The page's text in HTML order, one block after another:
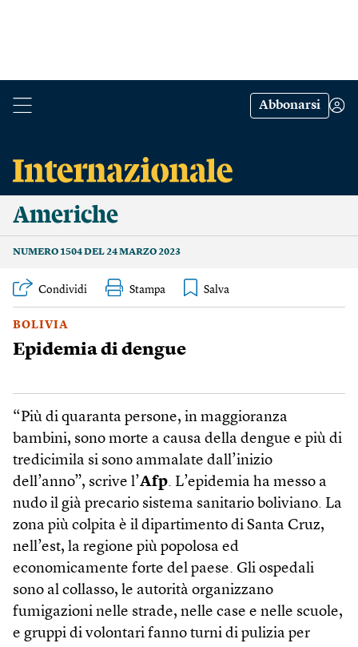
Abbonarsi
Americhe
NUMERO 1504 DEL 24 MARZO 2023
Condividi Stampa
BOLIVIA
Epidemia di dengue
“Più di quaranta persone, in maggioranza
bambini, sono morte a causa della dengue e più di
tredicimila si sono ammalate dall’inizio
dell’anno”, scrive l’Afp. L’epidemia ha messo a
nudo il già precario sistema sanitario boliviano. La
zona più colpita è il dipartimento di Santa Cruz,
nell’est, la regione più popolosa ed
economicamente forte del paese. Gli ospedali
sono al collasso, le autorità organizzano
fumigazioni nelle strade, nelle case e nelle scuole,
e gruppi di volontari fanno turni di pulizia per